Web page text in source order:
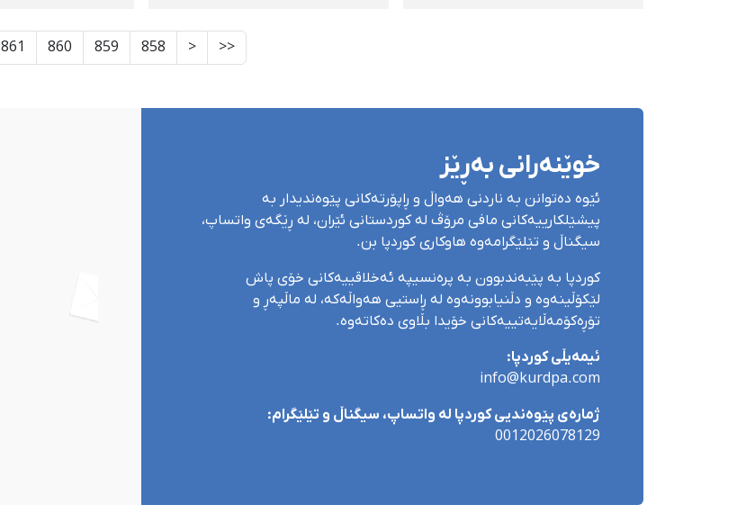
<<
<
858
859
860
861
خوێنەرانی بەڕێز
ئێوە دەتوانن بە ناردنی هەواڵ و ڕاپۆرتەکانی پێوەندیدار بە
پیشێلکارییەکانی مافی مرۆڤ لە کوردستانی ئێران، لە ڕێگەی واتساپ،
سیگناڵ و تێلێگرامەوە هاوکاری کوردپا بن.
کوردپا بە پێبەندبوون بە پرەنسیپە ئەخلاقییەکانی خۆی پاش
لێکۆڵینەوە و دڵنیابوونەوە لە ڕاستیی هەواڵەکە، لە ماڵپەڕ و
تۆڕەکۆمەڵایەتییەکانی خۆیدا بڵاوی دەکاتەوە.
ئیمەیڵی کوردپا:
info@kurdpa.com
ژمارەی پێوەندیی کوردپا لە واتساپ، سیگناڵ و تێلێگرام:
0012026078129